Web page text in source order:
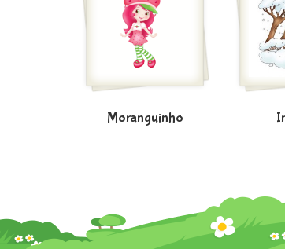
Moranguinho